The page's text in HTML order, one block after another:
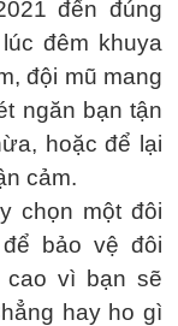
đến đúng
đêm khuya
đội mũ mang
ngăn bạn tận
hoặc để lại
cảm.
chọn một đôi
bảo vệ đôi
cao vì bạn sẽ
hay ho gì